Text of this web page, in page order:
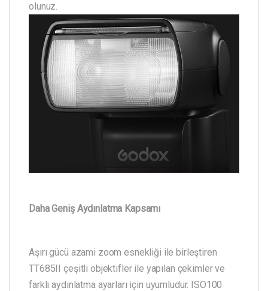
olunuz.
Daha Geniş Aydınlatma Kapsamı
Aşırı gücü azami zoom esnekliği ile birleştiren
TT685II çeşitli objektifler ile yapılan çekimler ve
farklı aydınlatma ayarları için uyumludur. ISO100